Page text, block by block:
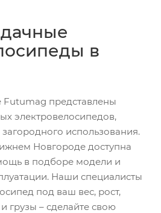
в
Futumag представлены
электровелосипедов,
использования.
Новгороде доступна
в подборе модели и
Наши специалисты
под ваш вес, рост,
грузы – сделайте свою